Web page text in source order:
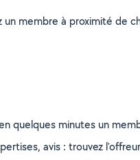
membre à proximité de
quelques minutes un
avis : trouvez